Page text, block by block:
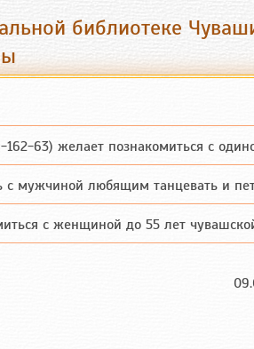
библиотеке
63) желает познакомиться с
мужчиной любящим танцевать и
с женщиной до 55 лет чувашской